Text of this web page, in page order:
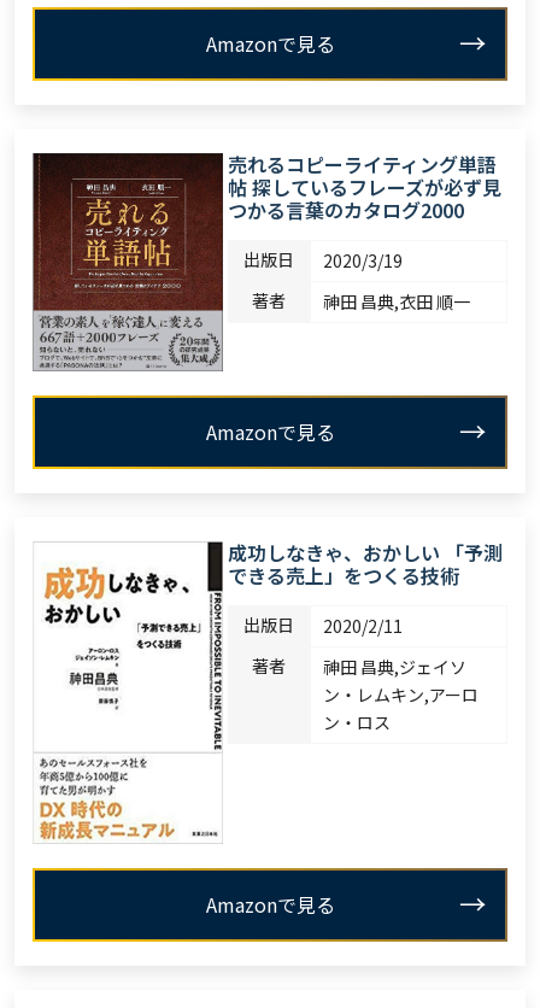
Amazonで見る
売れるコピーライティング単語
帖 探しているフレーズが必ず見
つかる言葉のカタログ2000
出版日
2020/3/19
著者
神田 昌典,衣田 順一
Amazonで見る
成功しなきゃ、おかしい 「予測
できる売上」をつくる技術
出版日
2020/2/11
著者
神田 昌典,ジェイソ
ン・レムキン,アーロ
ン・ロス
Amazonで見る